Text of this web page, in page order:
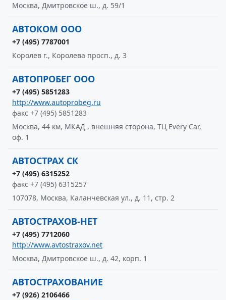
Москва, Дмитровское ш., д. 59/1
АВТОКОМ ООО
+7 (495) 7787001
Королев г., Королева просп., д. 3
АВТОПРОБЕГ ООО
+7 (495) 5851283
http://www.autoprobeg.ru
факс +7 (495) 5851283
Москва, 44 км, МКАД , внешняя сторона, ТЦ Every Car,
оф. 1
АВТОСТРАХ СК
+7 (495) 6315252
факс +7 (495) 6315257
107078, Москва, Каланчевская ул., д. 11, стр. 2
АВТОСТРАХОВ-НЕТ
+7 (495) 7712060
http://www.avtostraxov.net
Москва, Дмитровское ш., д. 42, корп. 1
АВТОСТРАХОВАНИЕ
+7 (926) 2106466